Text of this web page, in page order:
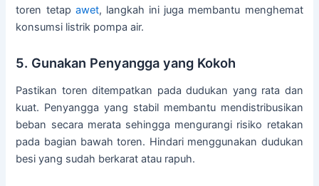
toren tetap awet, langkah ini juga membantu menghemat
konsumsi listrik pompa air.
5. Gunakan Penyangga yang Kokoh
Pastikan toren ditempatkan pada dudukan yang rata dan
kuat. Penyangga yang stabil membantu mendistribusikan
beban secara merata sehingga mengurangi risiko retakan
pada bagian bawah toren. Hindari menggunakan dudukan
besi yang sudah berkarat atau rapuh.